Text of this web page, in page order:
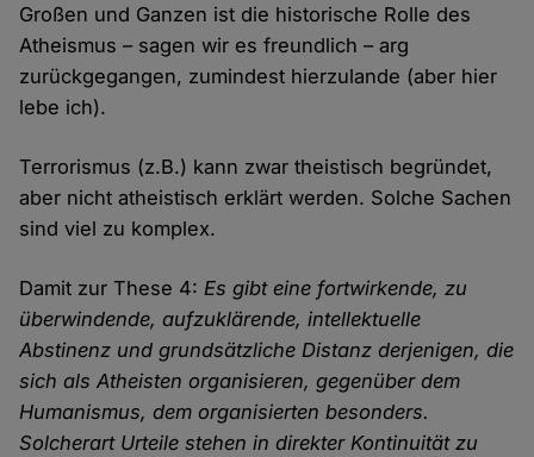
Großen und Ganzen ist die historische Rolle des
Atheismus – sagen wir es freundlich – arg
zurückgegangen, zumindest hierzulande (aber hier
lebe ich).
Terrorismus (z.B.) kann zwar theistisch begründet,
aber nicht atheistisch erklärt werden. Solche Sachen
sind viel zu komplex.
Damit zur These 4:Es gibt eine fortwirkende, zu
überwindende, aufzuklärende, intellektuelle
Abstinenz und grundsätzliche Distanz derjenigen, die
sich als Atheisten organisieren, gegenüber dem
Humanismus, dem organisierten besonders.
Solcherart Urteile stehen in direkter Kontinuität zu